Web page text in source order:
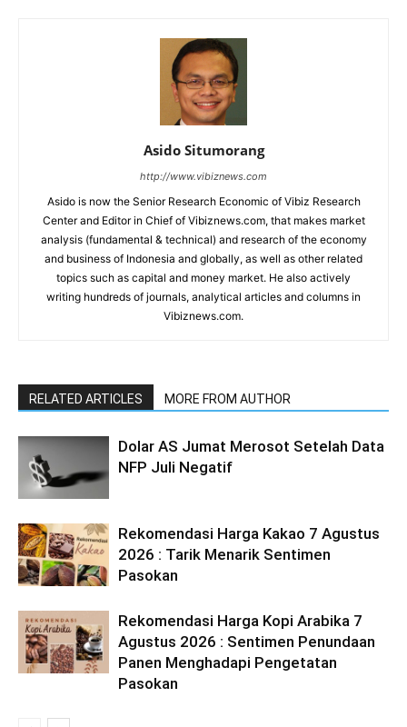
Asido Situmorang
http://www.vibiznews.com
Asido is now the Senior Research Economic of Vibiz Research
Center and Editor in Chief of Vibiznews.com, that makes market
analysis (fundamental & technical) and research of the economy
and business of Indonesia and globally, as well as other related
topics such as capital and money market. He also actively
writing hundreds of journals, analytical articles and columns in
Vibiznews.com.
RELATED ARTICLES MORE FROM AUTHOR
Dolar AS Jumat Merosot Setelah Data
NFP Juli Negatif
Rekomendasi Harga Kakao 7 Agustus
2026 : Tarik Menarik Sentimen
Pasokan
Rekomendasi Harga Kopi Arabika 7
Agustus 2026 : Sentimen Penundaan
Panen Menghadapi Pengetatan
Pasokan